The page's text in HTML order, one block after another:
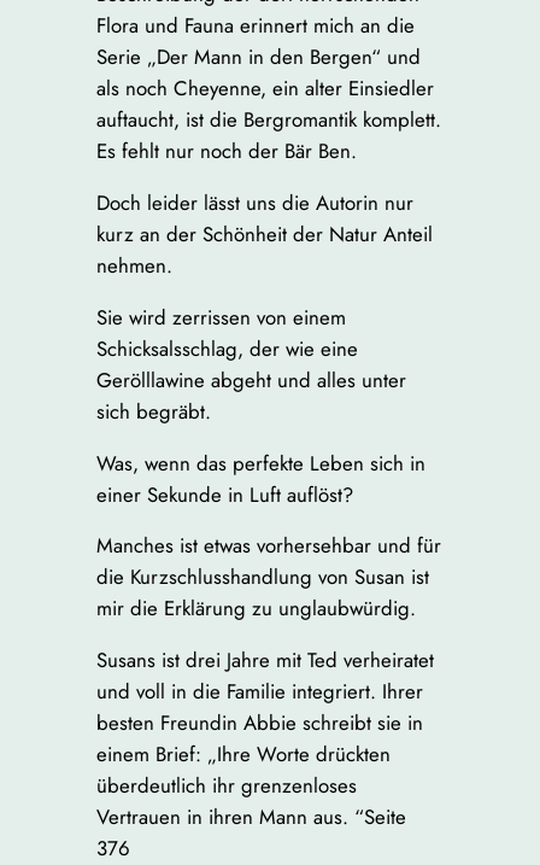
Flora und Fauna erinnert mich an die
Serie „Der Mann in den Bergen“ und
als noch Cheyenne, ein alter Einsiedler
auftaucht, ist die Bergromantik komplett.
Es fehlt nur noch der Bär Ben.
Doch leider lässt uns die Autorin nur
kurz an der Schönheit der Natur Anteil
nehmen.
Sie wird zerrissen von einem
Schicksalsschlag, der wie eine
Gerölllawine abgeht und alles unter
sich begräbt.
Was, wenn das perfekte Leben sich in
einer Sekunde in Luft auflöst?
Manches ist etwas vorhersehbar und für
die Kurzschlusshandlung von Susan ist
mir die Erklärung zu unglaubwürdig.
Susans ist drei Jahre mit Ted verheiratet
und voll in die Familie integriert. Ihrer
besten Freundin Abbie schreibt sie in
einem Brief: „Ihre Worte drückten
überdeutlich ihr grenzenloses
Vertrauen in ihren Mann aus. “Seite
376